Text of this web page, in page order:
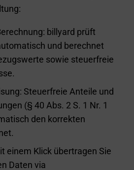
billyard prüft
und berechnet
sowie steuerfreie
Steuerfreie Anteile und
(§ 40 Abs. 2 S. 1 Nr. 1
den korrekten
einem Klick übertragen Sie
Daten via